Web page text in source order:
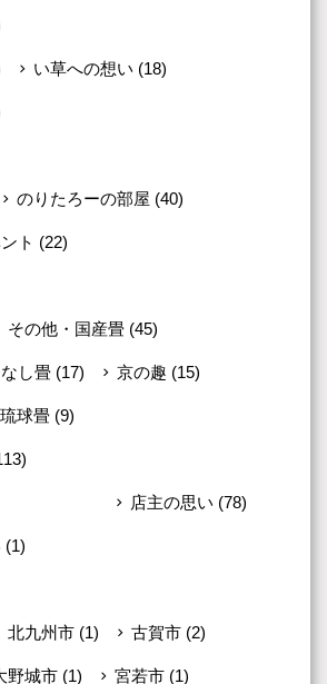
い草への想い (18)
のりたろーの部屋 (40)
ト (22)
その他・国産畳 (45)
し畳 (17) 京の趣 (15)
琉球畳 (9)
店主の思い (78)
(1)
北九州市 (1) 古賀市 (2)
野城市 (1) 宮若市 (1)